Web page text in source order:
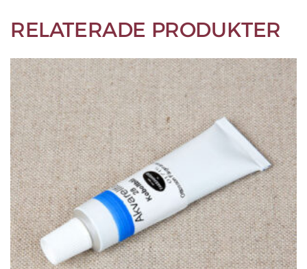
RELATERADE PRODUKTER